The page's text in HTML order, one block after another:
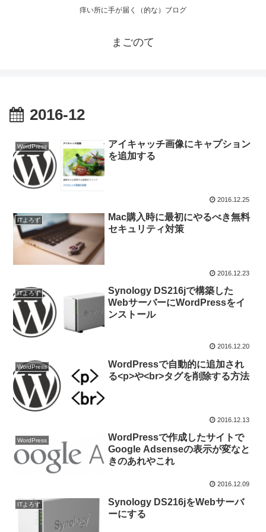
痒い所に手が届く（的な）ブログ
まごのて
2016-12
WordPress
アイキャッチ画像にキャプション
を追加する
2016.12.25
ITよろず
Mac購入時に最初にやるべき無料
セキュリティ対策
2016.12.23
ITよろず
Synology DS216jで構築した
WebサーバーにWordPressをイ
ンストール
2016.12.20
WordPress
WordPressで自動的に追加され
る<p>や<br>タグを削除する方法
2016.12.13
WordPress
WordPressで作成したサイトで
Google Adsenseの表示が変なと
きのあれやこれ
2016.12.09
ITよろず
Synology DS216jをWebサーバ
ーにする